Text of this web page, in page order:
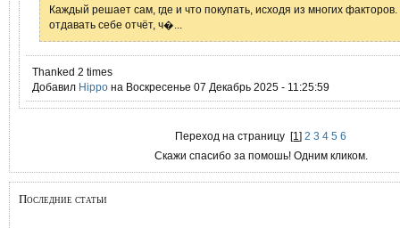
Каждый решает сам, где и что покупать, исходя из многих факторов.
отдавать себе отчёт, ч�...
Thanked 2 times
Добавил Hippo на Воскресенье 07 Декабрь 2025 - 11:25:59
Переход на страницу[1]2 3 4 5 6
Скажи спасибо за помошь! Одним кликом.
Последние статьи